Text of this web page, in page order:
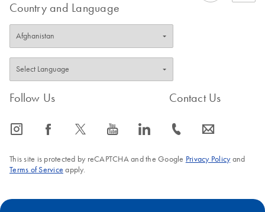
Country and Language
Follow Us
icon_0065_instagram-s icon_0064_facebook-s icon_0340_cc_gen_x-s icon_0077_youtube-s icon_0066_linkedin-s
Contact Us
icon_0072_phone-s icon_0063_envelope-s
This site is protected by reCAPTCHA and the Google Privacy Policyand
Terms of Service apply.